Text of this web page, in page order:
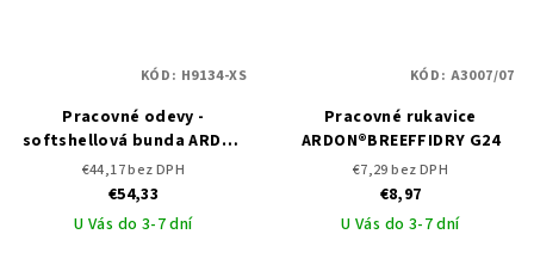
Pracovné odevy -
softshellová bunda ARDON
VISION
€44,17 bez DPH
€54,33
U Vás do 3-7 dní
KÓD: H9134-XS
Pracovné rukavice
ARDON®BREEFFIDRY G24
€7,29 bez DPH
€8,97
U Vás do 3-7 dní
KÓD: A3007/07